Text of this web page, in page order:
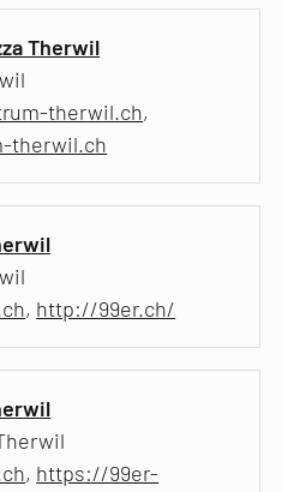
Therwil
therwil.ch,
therwil.ch
, http://99er.ch/
, https://99er-